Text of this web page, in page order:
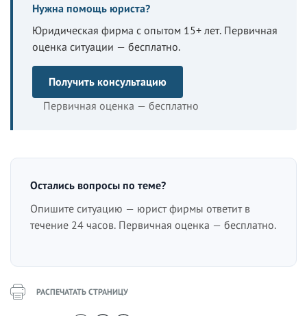
Нужна помощь юриста?
Юридическая фирма с опытом 15+ лет. Первичная
оценка ситуации — бесплатно.
Получить консультацию
Первичная оценка — бесплатно
Остались вопросы по теме?
Опишите ситуацию — юрист фирмы ответит в
течение 24 часов. Первичная оценка — бесплатно.
РАСПЕЧАТАТЬ СТРАНИЦУ